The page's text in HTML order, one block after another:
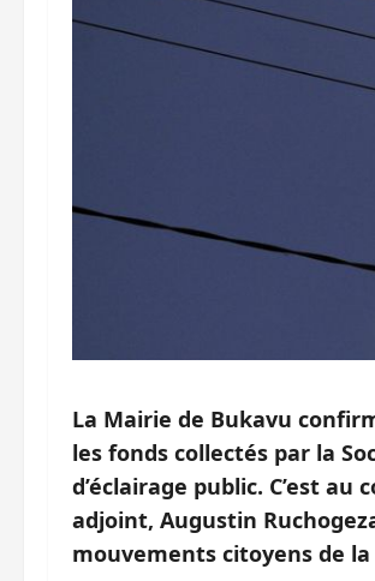
La Mairie de Bukavu
les fonds collectés par la
d’éclairage public. C’est
adjoint, Augustin
mouvements citoyens de la